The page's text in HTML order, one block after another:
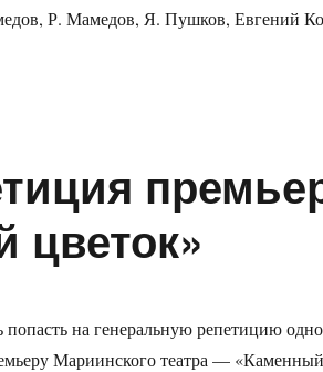
Р. Мамедов, Я. Пушков, Евгений
цветок»
попасть на генеральную репетицию
Мариинского театра —